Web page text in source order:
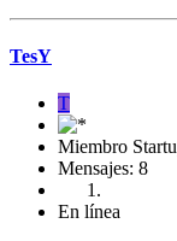
TesY
T
Miembro
Mensajes: 8
En línea